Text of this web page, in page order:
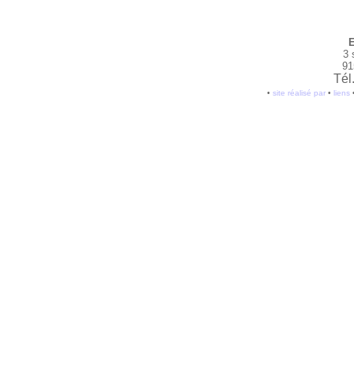
3
• site réalisé par• liens